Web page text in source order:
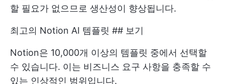
할 필요가 없으므로 생산성이 향상됩니다.
최고의 Notion AI 템플릿 ## 보기
Notion은 10,000개 이상의 템플릿 중에서 선택할
수 있습니다. 이는 비즈니스 요구 사항을 충족할 수
있는 인상적인 범위입니다.